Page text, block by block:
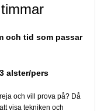
och tid som passar
alster/pers
och vill prova på? Då
visa tekniken och